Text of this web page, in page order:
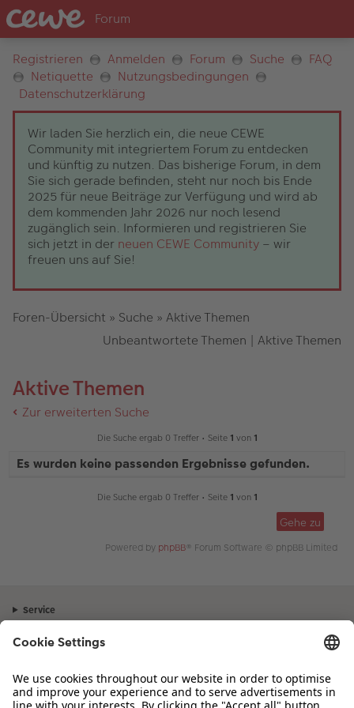
Registrieren Anmelden Forum Suche
FAQ
Netiquette
Nutzungsbedingungen
Datenschutzerklärung
Wir laden Sie herzlich ein, die neue CEWE
Community mit integriertem Forum zu entdecken
und künftig zu nutzen. Das bisherige Forum, in dem
Sie sich gerade befinden, steht nur noch bis Ende
2025 für neue Beiträge zur Verfügung und wird ab
dem kommenden Jahr 2026 nur noch lesend
zugänglich sein. Informieren und registrieren Sie
sich jetzt in der neuen CEWE Community – wir
freuen uns auf Sie!
Foren-Übersicht » Suche » Aktive Themen
Unbeantwortete Themen | Aktive Themen
Aktive Themen
Zur erweiterten Suche
Die Suche ergab 0 Treffer • Seite 1 von 1
Es wurden keine passenden Ergebnisse gefunden.
Die Suche ergab 0 Treffer • Seite 1 von 1
Gehe zu
Powered by phpBB® Forum Software © phpBB Limited
Service
Sortiment